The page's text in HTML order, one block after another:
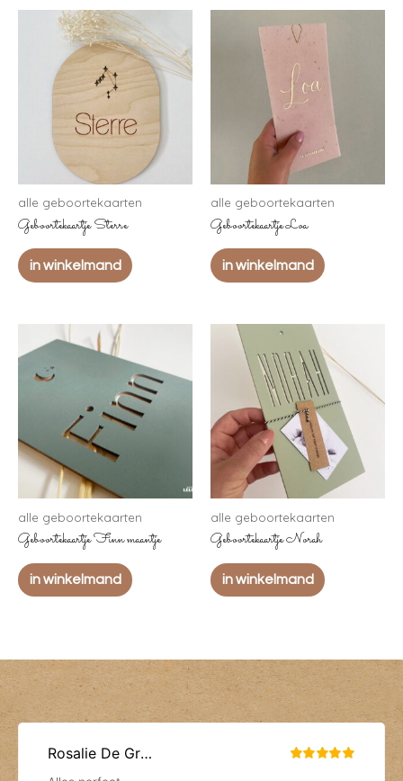
alle geboortekaarten
Geboortekaartje Sterre
in winkelmand
alle geboortekaarten
Geboortekaartje Loa
in winkelmand
alle geboortekaarten
Geboortekaartje Finn maantje
in winkelmand
alle geboortekaarten
Geboortekaartje Norah
in winkelmand